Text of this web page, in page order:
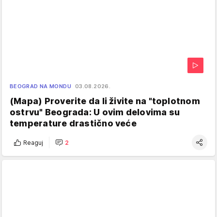
BEOGRAD NA MONDU 03.08.2026.
(Mapa) Proverite da li živite na "toplotnom
ostrvu" Beograda: U ovim delovima su
temperature drastično veće
Reaguj 2